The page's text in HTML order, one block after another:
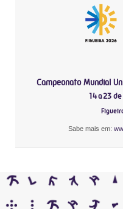
Campeonato Mundial
14 a 23
Sabe mais em: